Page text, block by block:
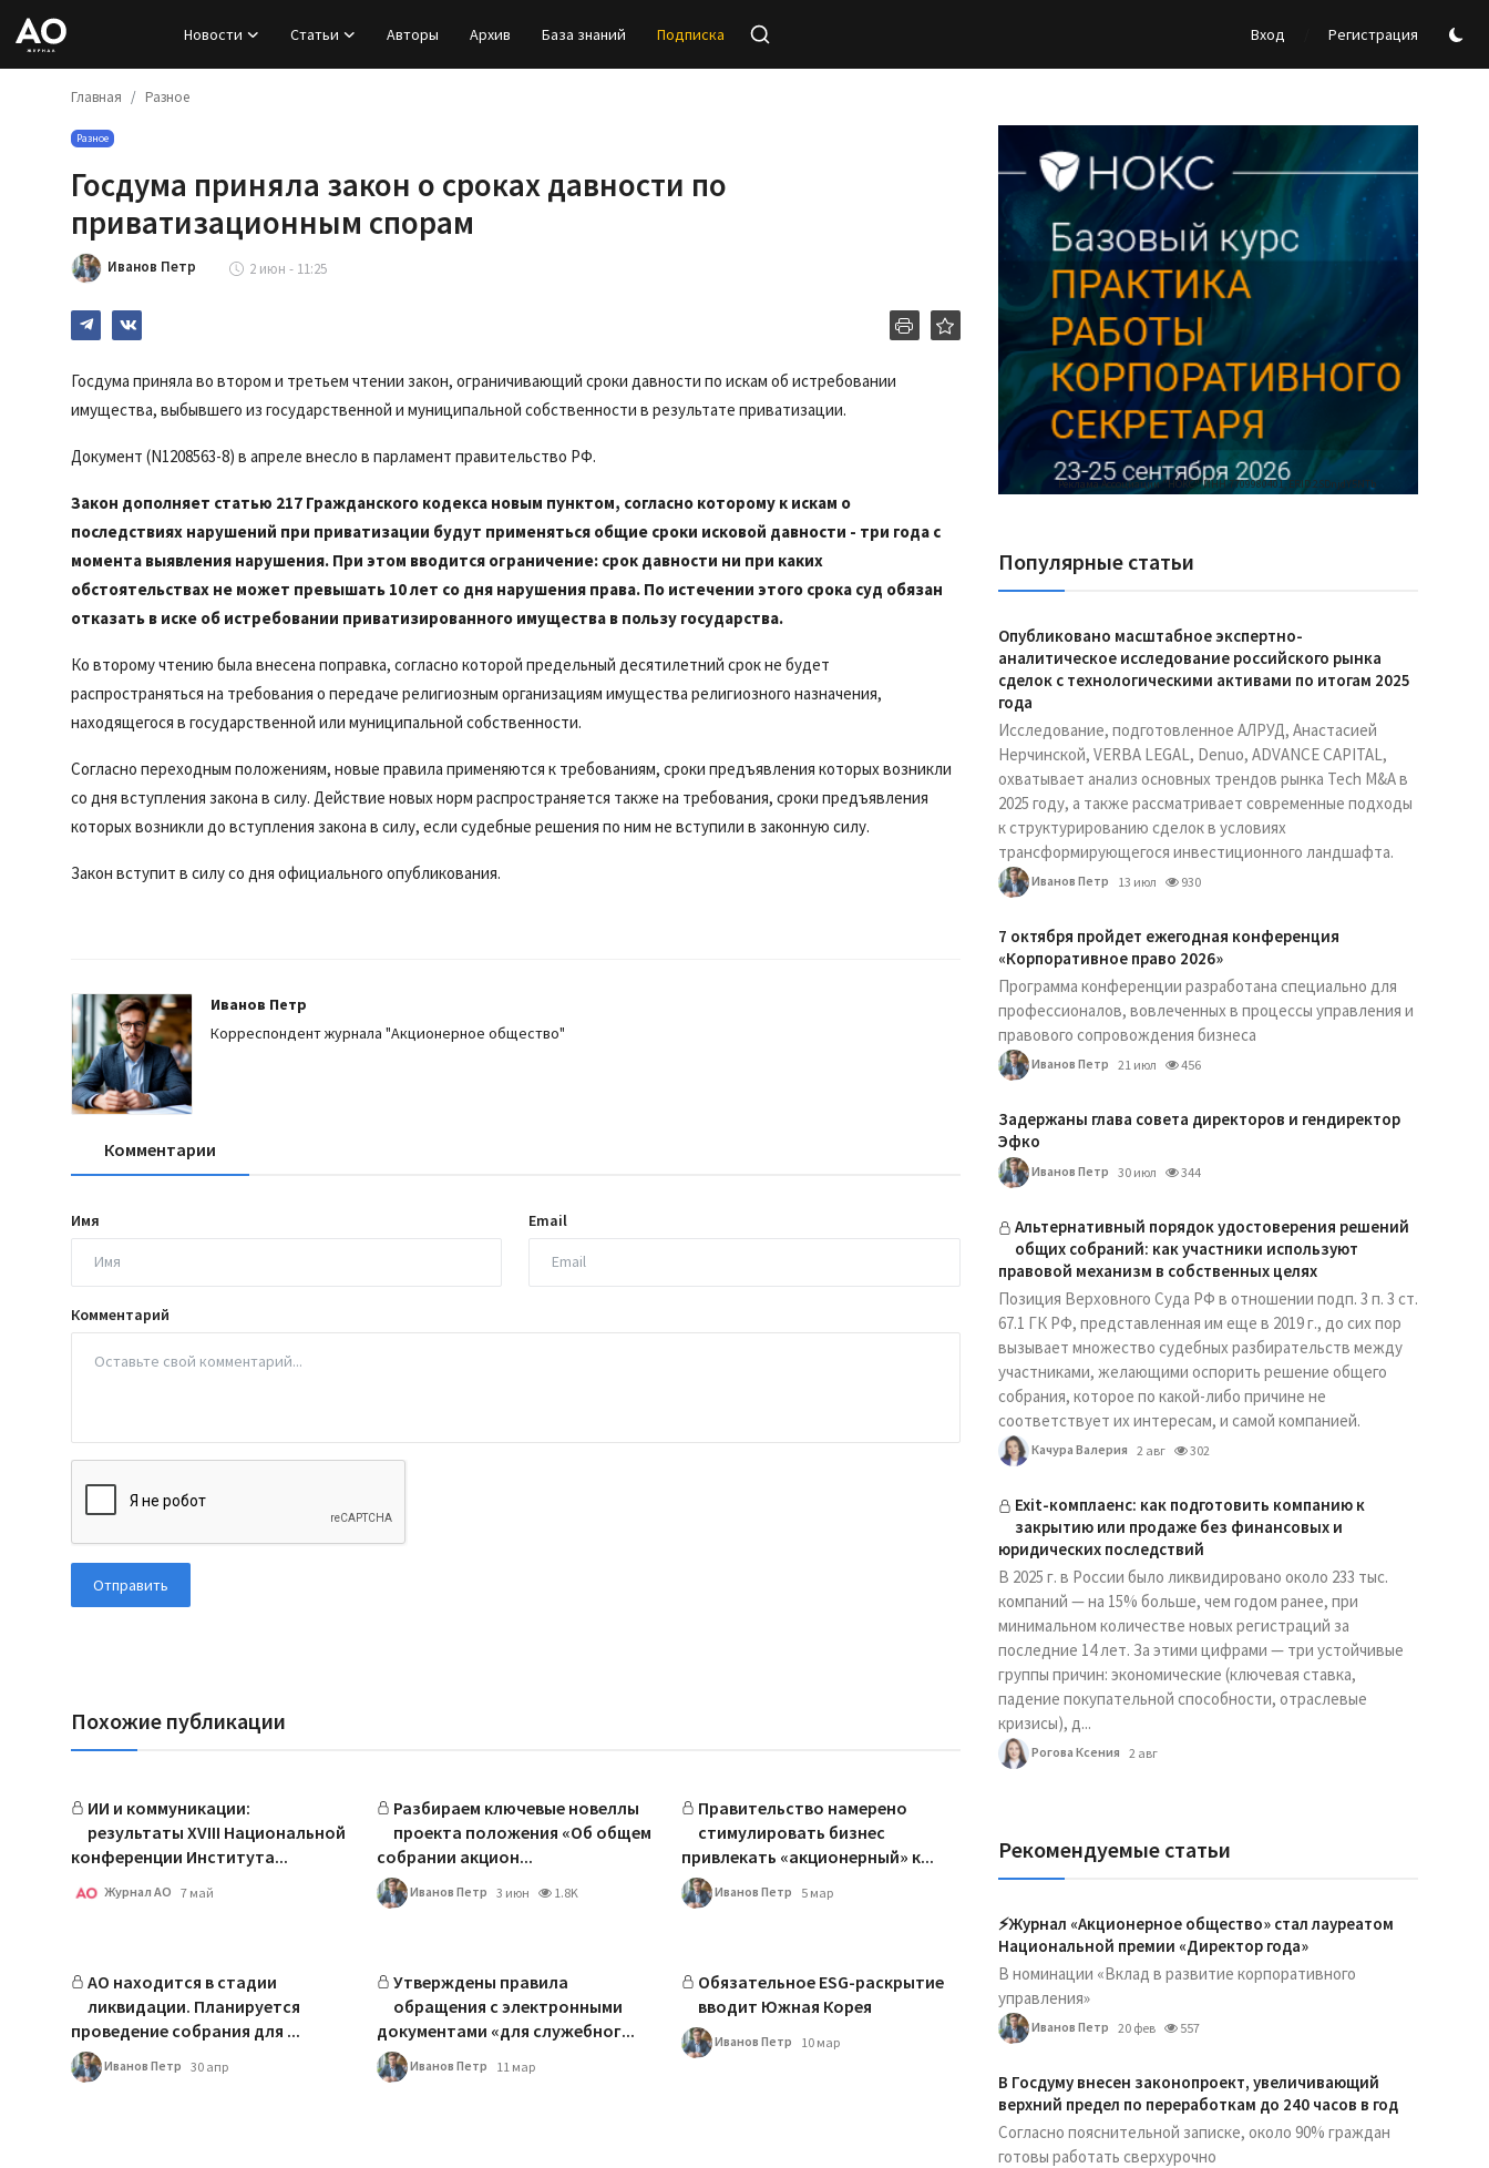
Новости Статьи Авторы Архив База знаний Подписка Вход Регистрация
Статьи
Главная Разное
Разное
Госдума приняла закон о сроках давности по
приватизационным спорам
Иванов Петр 2 июн - 11:25
Госдума приняла во втором и третьем чтении закон, ограничивающий сроки давности по искам об истребовании
имущества, выбывшего из государственной и муниципальной собственности в результате приватизации.
Документ (N1208563-8) в апреле внесло в парламент правительство РФ.
Закон дополняет статью 217 Гражданского кодекса новым пунктом, согласно которому к искам о
последствиях нарушений при приватизации будут применяться общие сроки исковой давности - три года с
момента выявления нарушения. При этом вводится ограничение: срок давности ни при каких
обстоятельствах не может превышать 10 лет со дня нарушения права. По истечении этого срока суд обязан
отказать в иске об истребовании приватизированного имущества в пользу государства.
Ко второму чтению была внесена поправка, согласно которой предельный десятилетний срок не будет
распространяться на требования о передаче религиозным организациям имущества религиозного назначения,
находящегося в государственной или муниципальной собственности.
Согласно переходным положениям, новые правила применяются к требованиям, сроки предъявления которых возникли
со дня вступления закона в силу. Действие новых норм распространяется также на требования, сроки предъявления
которых возникли до вступления закона в силу, если судебные решения по ним не вступили в законную силу.
Закон вступит в силу со дня официального опубликования.
Иванов Петр
Корреспондент журнала "Акционерное общество"
Комментарии
Имя Email
Комментарий
Отправить
Похожие публикации
ИИ и коммуникации:
результаты ХVIII Национальной
конференции Института...
Журнал АО 7 май
Разбираем ключевые новеллы
проекта положения «Об общем
собрании акцион...
Иванов Петр 3 июн 1.8K
Правительство намерено
стимулировать бизнес
привлекать «акционерный» к...
Иванов Петр 5 мар
АО находится в стадии
ликвидации. Планируется
проведение собрания для ...
Иванов Петр 30 апр
Утверждены правила
обращения с электронными
документами «для служебног...
Иванов Петр 11 мар
Обязательное ESG-раскрытие
вводит Южная Корея
Иванов Петр 10 мар
Реклама Ассоциации "НОКС", ИНН 7709980401, ERID:2SDnjdY5NTb
Популярные статьи
Опубликовано масштабное экспертно-
аналитическое исследование российского рынка
сделок с технологическими активами по итогам 2025
года
Исследование, подготовленное АЛРУД, Анастасией
Нерчинской, VERBA LEGAL, Denuo, ADVANCE CAPITAL,
охватывает анализ основных трендов рынка Tech M&A в
2025 году, а также рассматривает современные подходы
к структурированию сделок в условиях
трансформирующегося инвестиционного ландшафта.
Иванов Петр 13 июл 930
7 октября пройдет ежегодная конференция
«Корпоративное право 2026»
Программа конференции разработана специально для
профессионалов, вовлеченных в процессы управления и
правового сопровождения бизнеса
Иванов Петр 21 июл 456
Задержаны глава совета директоров и гендиректор
Эфко
Иванов Петр 30 июл 344
Альтернативный порядок удостоверения решений
общих собраний: как участники используют
правовой механизм в собственных целях
Позиция Верховного Суда РФ в отношении подп. 3 п. 3 ст.
67.1 ГК РФ, представленная им еще в 2019 г., до сих пор
вызывает множество судебных разбирательств между
участниками, желающими оспорить решение общего
собрания, которое по какой-либо причине не
соответствует их интересам, и самой компанией.
Качура Валерия 2 авг 302
Exit-комплаенс: как подготовить компанию к
закрытию или продаже без финансовых и
юридических последствий
В 2025 г. в России было ликвидировано около 233 тыс.
компаний — на 15% больше, чем годом ранее, при
минимальном количестве новых регистраций за
последние 14 лет. За этими цифрами — три устойчивые
группы причин: экономические (ключевая ставка,
падение покупательной способности, отраслевые
кризисы), д...
Рогова Ксения 2 авг
Рекомендуемые статьи
⚡️Журнал «Акционерное общество» стал лауреатом
Национальной премии «Директор года»
В номинации «Вклад в развитие корпоративного
управления»
Иванов Петр 20 фев 557
В Госдуму внесен законопроект, увеличивающий
верхний предел по переработкам до 240 часов в год
Согласно пояснительной записке, около 90% граждан
готовы работать сверхурочно